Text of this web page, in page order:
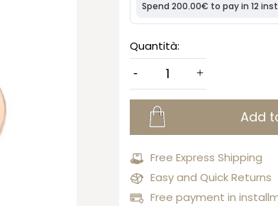
Quantità:
Add
Free Express Shipping
Easy and Quick Returns
Free payment in